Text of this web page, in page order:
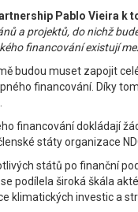
Pablo Vieira k
a projektů, do nichž
financování existují
budou muset zapojit
financování. Díky
financování dokládají
státy organizace
států po finanční
se podílela široká škála
klimatických investic a